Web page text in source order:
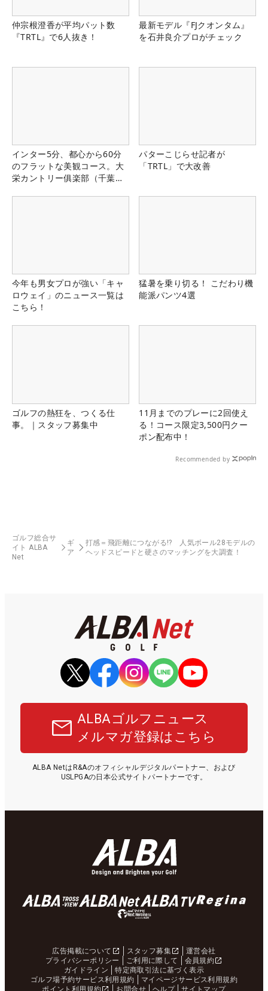
仲宗根澄香が平均パット数
『TRTL』で6人抜き！
最新モデル『FJクオンタム』
を石井良介プロがチェック
インター5分、都心から60分
のフラットな美観コース。大
栄カントリー俱楽部（千葉
パターこじらせ記者が
「TRTL」で大改善
今年も男女プロが強い「キャ
ロウェイ」のニュース一覧は
こちら！
猛暑を乗り切る！ こだわり機
能派パンツ4選
ゴルフの熱狂を、つくる仕
事。｜スタッフ募集中
11月までのプレーに2回使え
る！コース限定3,500円クー
ポン配布中！
Recommended by
ゴルフ総合サ
イト ALBA
Net
ギ
ア
打感＝飛距離につながる!? 人気ボール28モデルの
ヘッドスピードと硬さのマッチングを大調査！
ALBAゴルフニュース
メルマガ登録はこちら
ALBA NetはR&Aのオフィシャルデジタルパートナー、および
USLPGAの日本公式サイトパートナーです。
広告掲載について スタッフ募集
運営会社
プライバシーポリシー
ご利用に際して
会員規約
ガイドライン
特定商取引法に基づく表示
ゴルフ場予約サービス利用規約
マイページサービス利用規約
ポイント利用規約
お問合せ ヘルプ サイトマップ